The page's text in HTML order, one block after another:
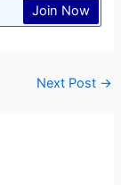
Join Now
Next Post →